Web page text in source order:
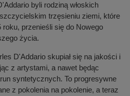
byli rodziną włoskich
trzęsieniu ziemi, które
roku, przenieśli się do Nowego
życia.
D'Addario skupiał się na jakości i
z artystami, a nawet będąc
syntetycznych. To progresywne
z pokolenia na pokolenie, a teraz